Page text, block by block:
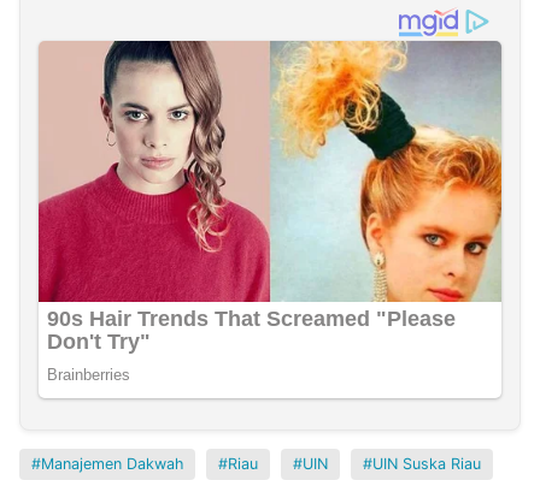
Manajemen Dakwah Riau UIN UIN Suska Riau